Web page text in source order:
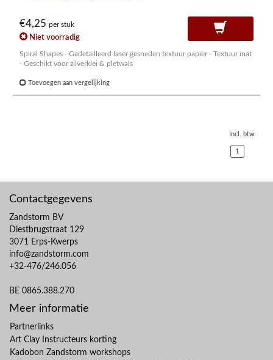
€4,25 per stuk
Niet voorradig
Spiral Shapes - Gedetailleerd laser gesneden textuur papier - Textuur mat
- Geschikt voor zilverklei & pletwals
Toevoegen aan vergelijking
Incl. btw
1
Contactgegevens
Zandstorm BV
Diestbrugstraat 129
3071 Erps-Kwerps
info@zandstorm.com
+32-476/246.056
BE 0865.388.270
Meer informatie
Partnerlinks
Art Clay Instructeurs korting
Kadobon Zandstorm workshops